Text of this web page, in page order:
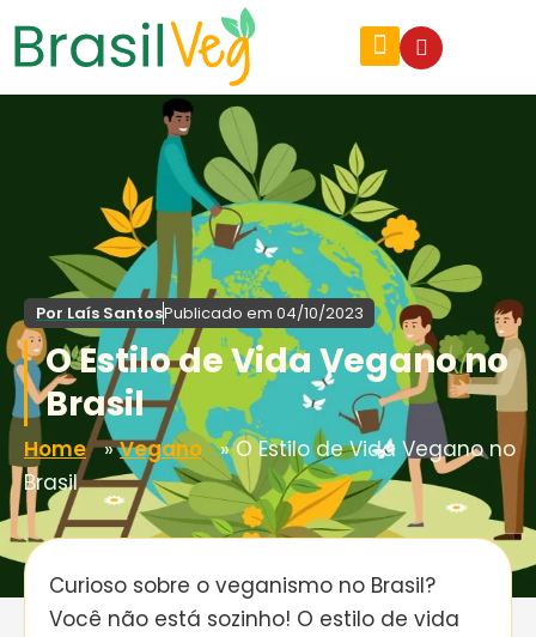
Por Laís SantosPublicado em 04/10/2023
O Estilo de Vida Vegano no
Brasil
Home»Vegano »O Estilo de Vida Vegano no
Brasil
Curioso sobre o veganismo no Brasil?
Você não está sozinho! O estilo de vida